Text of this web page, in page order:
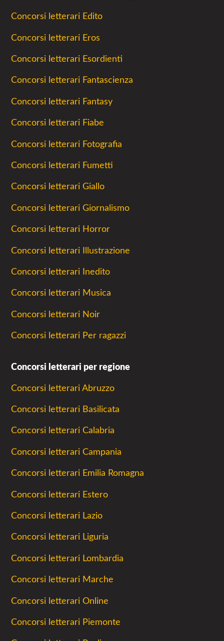
Concorsi letterari Edito
Concorsi letterari Eros
Concorsi letterari Esordienti
Concorsi letterari Fantascienza
Concorsi letterari Fantasy
Concorsi letterari Fiabe
Concorsi letterari Fotografia
Concorsi letterari Fumetti
Concorsi letterari Giallo
Concorsi letterari Giornalismo
Concorsi letterari Horror
Concorsi letterari Illustrazione
Concorsi letterari Inedito
Concorsi letterari Musica
Concorsi letterari Noir
Concorsi letterari Per ragazzi
Concorsi letterari per regione
Concorsi letterari Abruzzo
Concorsi letterari Basilicata
Concorsi letterari Calabria
Concorsi letterari Campania
Concorsi letterari Emilia Romagna
Concorsi letterari Estero
Concorsi letterari Lazio
Concorsi letterari Liguria
Concorsi letterari Lombardia
Concorsi letterari Marche
Concorsi letterari Online
Concorsi letterari Piemonte